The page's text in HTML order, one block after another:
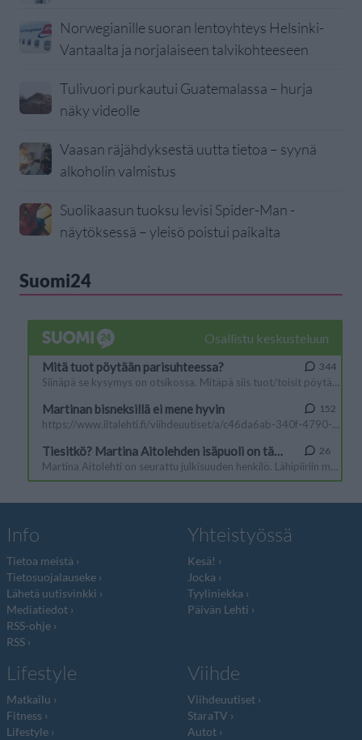
Norwegianille suoran lentoyhteys Helsinki-
Vantaalta ja norjalaiseen talvikohteeseen
Tulivuori purkautui Guatemalassa – hurja
näky videolle
Vaasan räjähdyksestä uutta tietoa – syynä
alkoholin valmistus
Suolikaasun tuoksu levisi Spider-Man -
näytöksessä – yleisö poistui paikalta
Suomi24
Info
Tietoa meistä
Tietosuojalauseke
Lähetä uutisvinkki
Mediatiedot
RSS-ohje
RSS
Yhteistyössä
Kesä!
Jocka
Tyyliniekka
Päivän Lehti
Lifestyle
Matkailu
Fitness
Lifestyle
Viihde
Viihdeuutiset
StaraTV
Autot